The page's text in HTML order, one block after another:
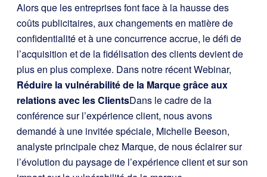
Alors que les entreprises font face à la hausse des
coûts publicitaires, aux changements en matière de
confidentialité et à une concurrence accrue, le défi de
l’acquisition et de la fidélisation des clients devient de
plus en plus complexe. Dans notre récent Webinar,
Réduire la vulnérabilité de la Marque grâce aux
relations avec les ClientsDans le cadre de la
conférence sur l’expérience client, nous avons
demandé à une invitée spéciale, Michelle Beeson,
analyste principale chez Marque, de nous éclairer sur
l’évolution du paysage de l’expérience client et sur son